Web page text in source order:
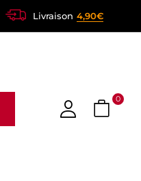
Livraison 4,90€
0